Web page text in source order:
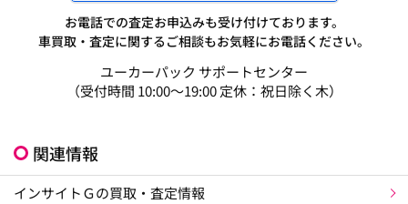
お電話での査定お申込みも受け付けております。
車買取・査定に関するご相談もお気軽にお電話ください。
ユーカーパック サポートセンター
（受付時間 10:00～19:00 定休：祝日除く木）
関連情報
インサイトＧの買取・査定情報